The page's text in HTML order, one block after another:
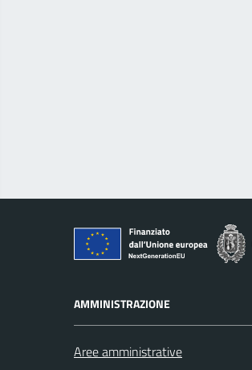
AMMINISTRAZIONE
Aree amministrative